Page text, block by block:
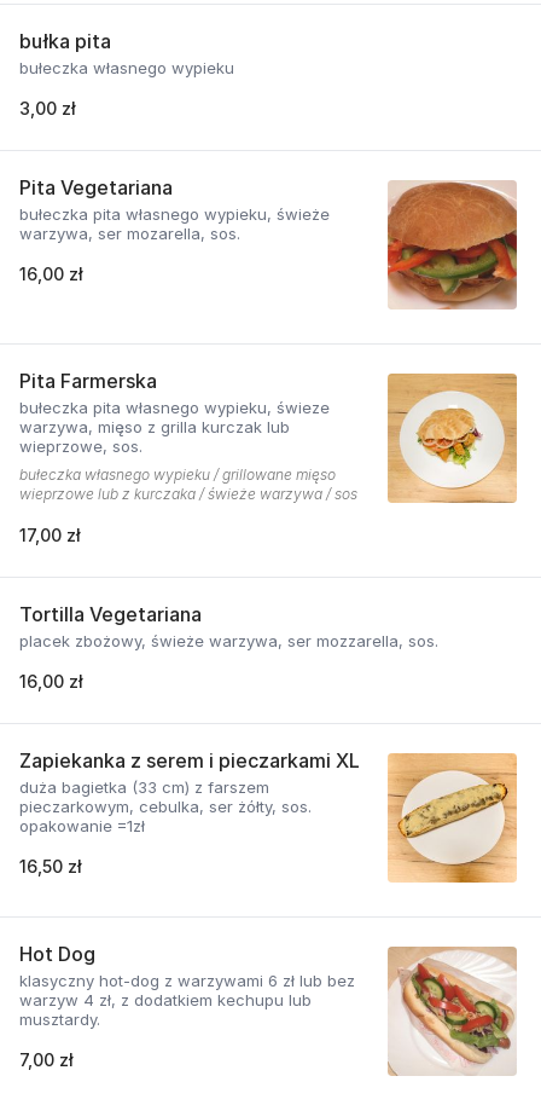
bułka pita
bułeczka własnego wypieku
3,00 zł
Pita Vegetariana
bułeczka pita własnego wypieku, świeże
warzywa, ser mozarella, sos.
16,00 zł
Pita Farmerska
bułeczka pita własnego wypieku, świeze
warzywa, mięso z grilla kurczak lub
wieprzowe, sos.
bułeczka własnego wypieku / grillowane mięso
wieprzowe lub z kurczaka / świeże warzywa / sos
17,00 zł
Tortilla Vegetariana
placek zbożowy, świeże warzywa, ser mozzarella, sos.
16,00 zł
Zapiekanka z serem i pieczarkami XL
duża bagietka (33 cm) z farszem
pieczarkowym, cebulka, ser żółty, sos.
opakowanie =1zł
16,50 zł
Hot Dog
klasyczny hot-dog z warzywami 6 zł lub bez
warzyw 4 zł, z dodatkiem kechupu lub
musztardy.
7,00 zł